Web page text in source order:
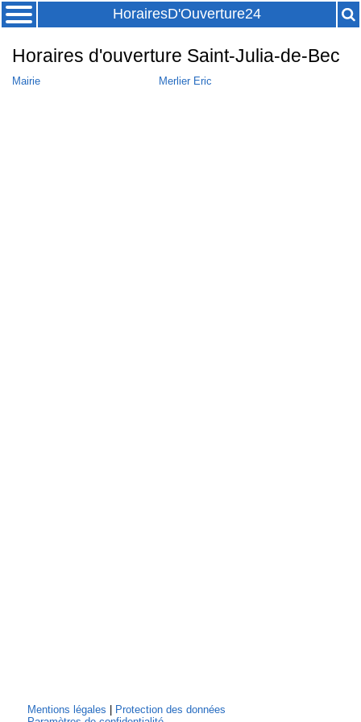
HorairesD'Ouverture24
Horaires d'ouverture Saint-Julia-de-Bec
Mairie Merlier Eric
Mentions légales
Protection des données